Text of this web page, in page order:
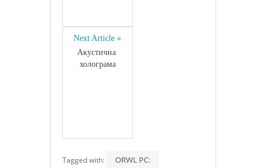
Next Article »
Акустична
холограма
Tagged with: ORWL PC: